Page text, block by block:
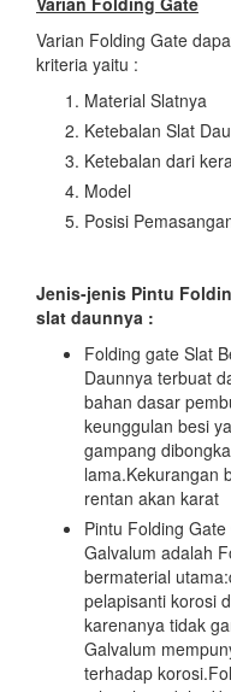
Varian Folding Gate
kriteria yaitu :
Material Slatnya
Ketebalan Slat
Ketebalan dari
Model
Posisi
Jenis-jenis Pintu
slat daunnya :
Folding gate Slat
Daunnya terbuat
bahan dasar
keunggulan besi
gampang
lama.Kekurangan
rentan akan karat
Pintu Folding
Galvalum adalah
bermaterial
pelapisanti korosi
karenanya tidak
Galvalum
terhadap